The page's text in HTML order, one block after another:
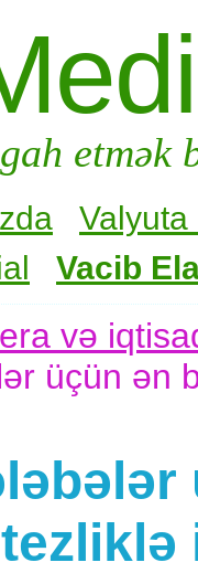
Valyuta
Vacib
və
üçün